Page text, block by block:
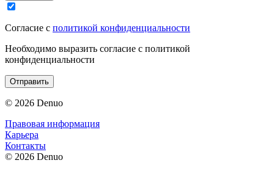
Согласие с политикой конфиденциальности
Необходимо выразить согласие с политикой
конфиденциальности
Отправить
© 2026 Denuo
Правовая информация
Карьера
Контакты
© 2026 Denuo